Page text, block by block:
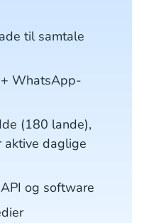
til samtale
WhatsApp-
(180 lande),
aktive daglige
og software